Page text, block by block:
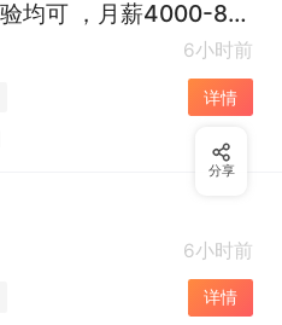
覆膜机操作工（有无经验均可 ，月薪4000-8000元）
6小时前
详情
6小时前
详情
分享